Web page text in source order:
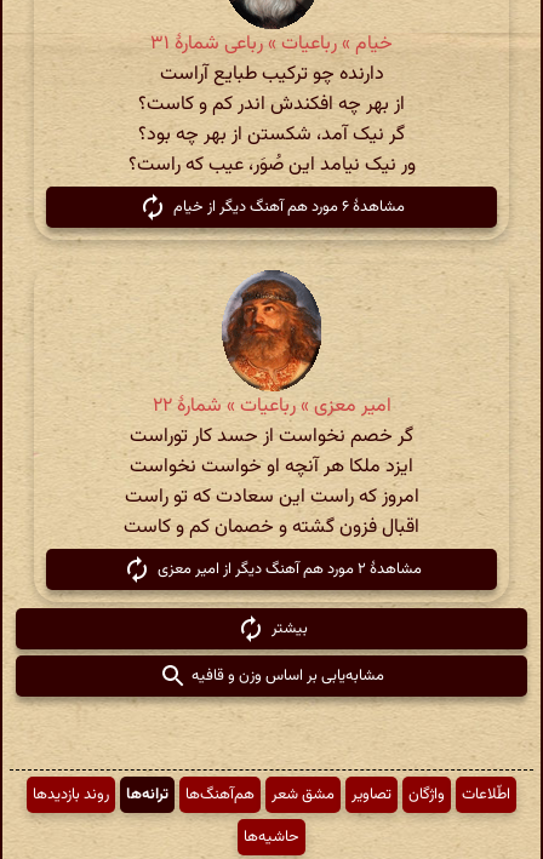
خیام » رباعیات » رباعی شمارهٔ ۳۱
دارنده چو ترکیب طبایع آراست
از بهر چه افکندش اندر کم و کاست؟
گر نیک آمد‌، شکستن از بهر چه بود‌؟
ور نیک نیامد‌ این صُوَر، عیب که راست‌؟
مشاهدهٔ ۶ مورد هم آهنگ دیگر از خیام
امیر معزی » رباعیات » شمارهٔ ۲۲
گر خصم نخواست از حسد کار توراست
ایزد ملکا هر آنچه او خواست نخواست
امروز که راست این سعادت که تو راست
اقبال فزون گشته و خصمان کم و کاست
مشاهدهٔ ۲ مورد هم آهنگ دیگر از امیر معزی
بیشتر
مشابه‌یابی بر اساس وزن و قافیه
اطّلاعات واژگان تصاویر مشق شعر هم‌آهنگ‌ها ترانه‌ها
روند بازدیدها
حاشیه‌ها